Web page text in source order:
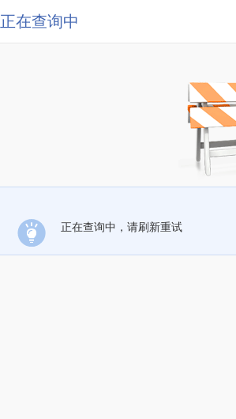
正在查询中
正在查询中，请刷新重试